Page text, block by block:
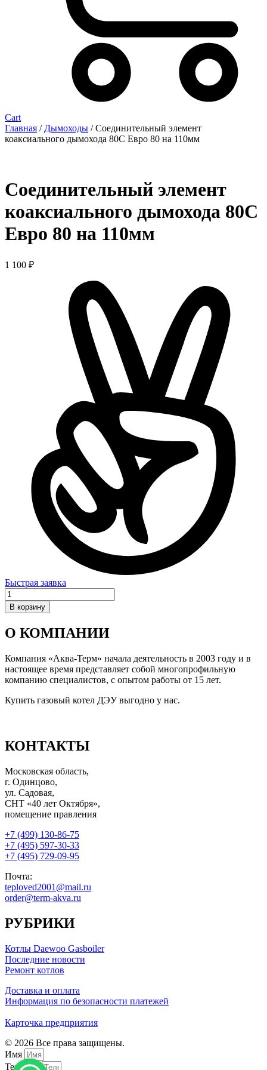
Cart
Главная / Дымоходы / Соединительный элемент
коаксиального дымохода 80С Евро 80 на 110мм
Соединительный элемент
коаксиального дымохода 80С
Евро 80 на 110мм
1 100 ₽
Быстрая заявка
Количество
товара
Соединительный
коаксиального
80С
Евро
80
110мм
В корзину
О КОМПАНИИ
Компания «Аква-Терм» начала деятельность в 2003 году и в
настоящее время представляет собой многопрофильную
компанию специалистов, с опытом работы от 15 лет.
Купить газовый котел ДЭУ выгодно у нас.
КОНТАКТЫ
Московская область,
г. Одинцово,
ул. Садовая,
СНТ «40 лет Октября»,
помещение правления
+7 (499) 130-86-75
+7 (495) 597-30-33
+7 (495) 729-09-95
Почта:
teploved2001@mail.ru
order@term-akva.ru
РУБРИКИ
Котлы Daewoo Gasboiler
Последние новости
Ремонт котлов
Доставка и оплата
Информация по безопасности платежей
Карточка предприятия
© 2026 Все права защищены.
Имя
Телефон